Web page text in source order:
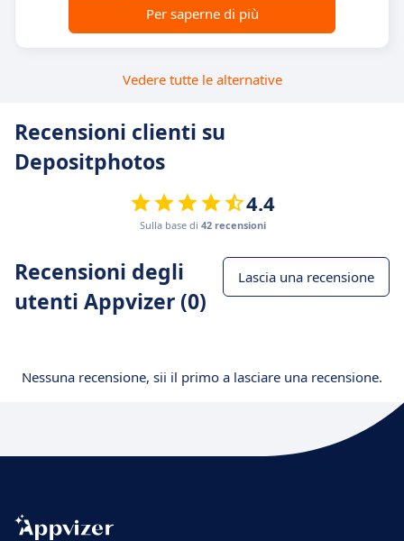
Per saperne di più
Vedere tutte le alternative
Recensioni clienti su
Depositphotos
4.4
Sulla base di 42 recensioni
Recensioni degli
utenti Appvizer (0)
Lascia una recensione
Nessuna recensione, sii il primo a lasciare una recensione.